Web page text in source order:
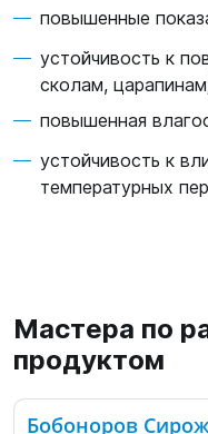
повышенные
устойчивость к
сколам,
повышенная
устойчивость к
температурных
Мастера по
продуктом
Бобоноров